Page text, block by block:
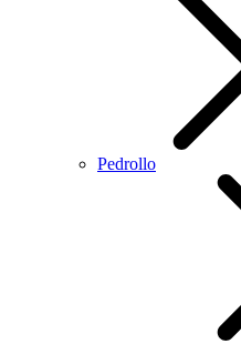
Pedrollo